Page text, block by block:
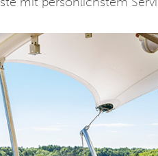
mit persönlichstem